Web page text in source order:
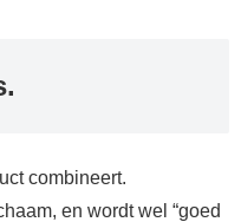
combineert.
en wordt wel “goed